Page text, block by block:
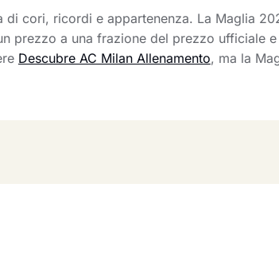
di cori, ricordi e appartenenza. La Maglia
prezzo a una frazione del prezzo ufficiale e
Descubre AC Milan Allenamento, ma la